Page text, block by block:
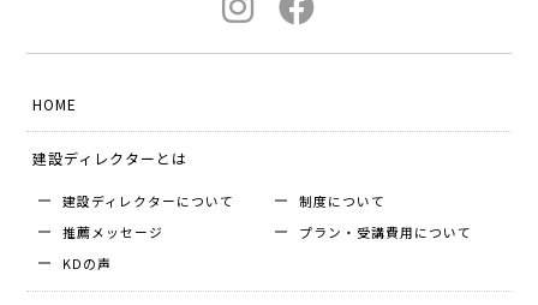
HOME
建設ディレクターとは
建設ディレクターについて
制度について
推薦メッセージ
プラン・受講費用について
KDの声